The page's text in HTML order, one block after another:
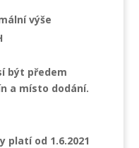
výše
být předem
a místo dodání.
platí od 1.6.2021